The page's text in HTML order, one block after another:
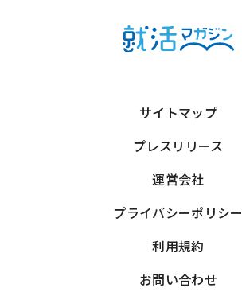
サイトマップ
プレスリリース
運営会社
プライバシーポリシー
利用規約
お問い合わせ